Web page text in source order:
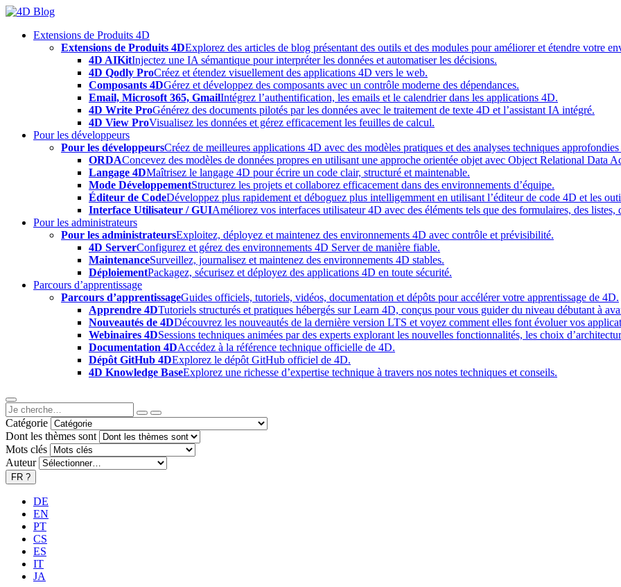
Skip
contentExtensions de Produits 4D
Extensions de Produits 4DExplorez des articles de blog présentant des outils et des modules pour améliorer et étendre votre
4D AIKitInjectez une IA sémantique pour interpréter les données et automatiser les décisions.
4D Qodly ProCréez et étendez visuellement des applications 4D vers le web.
Composants 4DGérez et développez des composants avec un contrôle moderne des dépendances.
Email, Microsoft 365, GmailIntégrez l’authentification, les emails et le calendrier dans les applications 4D.
4D Write ProGénérez des documents pilotés par les données avec le traitement de texte 4D et l’assistant IA intégré.
4D View ProVisualisez les données et gérez efficacement les feuilles de calcul.
Pour les développeurs
Pour les développeursCréez de meilleures applications 4D avec des modèles pratiques et des analyses techniques
ORDAConcevez des modèles de données propres en utilisant une approche orientée objet avec Object Relational Data
Langage 4DMaîtrisez le langage 4D pour écrire un code clair, structuré et maintenable.
Mode DéveloppementStructurez les projets et collaborez efficacement dans des environnements d’équipe.
Éditeur de CodeDéveloppez plus rapidement et déboguez plus intelligemment en utilisant l’éditeur de code 4D et les
Interface Utilisateur / GUIAméliorez vos interfaces utilisateur 4D avec des éléments tels que des formulaires, des listes,
Pour les administrateurs
Pour les administrateursExploitez, déployez et maintenez des environnements 4D avec contrôle et prévisibilité.
4D ServerConfigurez et gérez des environnements 4D Server de manière fiable.
MaintenanceSurveillez, journalisez et maintenez des environnements 4D stables.
DéploiementPackagez, sécurisez et déployez des applications 4D en toute sécurité.
Parcours d’apprentissage
Parcours d’apprentissageGuides officiels, tutoriels, vidéos, documentation et dépôts pour accélérer votre apprentissage de 4D.
Apprendre 4DTutoriels structurés et pratiques hébergés sur Learn 4D, conçus pour vous guider du niveau débutant à
Nouveautés de 4DDécouvrez les nouveautés de la dernière version LTS et voyez comment elles font évoluer vos
Webinaires 4DSessions techniques animées par des experts explorant les nouvelles fonctionnalités, les choix
Documentation 4DAccédez à la référence technique officielle de 4D.
Dépôt GitHub 4DExplorez le dépôt GitHub officiel de 4D.
4D Knowledge BaseExplorez une richesse d’expertise technique à travers nos notes techniques et conseils.
Catégorie
Dont les thèmes sont
Mots clés
Auteur
FR ?
DE
EN
PT
CS
ES
IT
JA